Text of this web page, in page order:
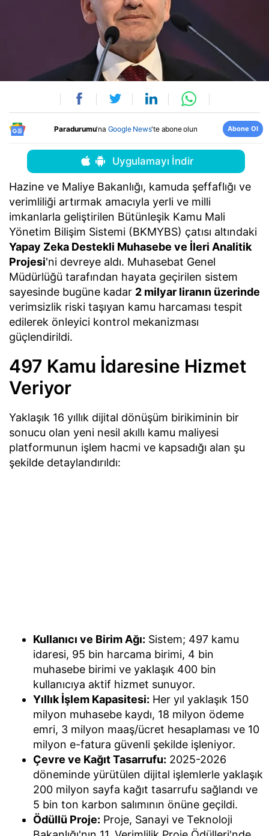
Paradurumu'na Google News'te abone olun Abone Ol
Uygulamayı İndir
Hazine ve Maliye Bakanlığı, kamuda şeffaflığı ve
verimliliği artırmak amacıyla yerli ve milli
imkanlarla geliştirilen Bütünleşik Kamu Mali
Yönetim Bilişim Sistemi (BKMYBS) çatısı altındaki
Yapay Zeka Destekli Muhasebe ve İleri Analitik
Projesi'ni devreye aldı. Muhasebat Genel
Müdürlüğü tarafından hayata geçirilen sistem
sayesinde bugüne kadar 2 milyar liranın üzerinde
verimsizlik riski taşıyan kamu harcaması tespit
edilerek önleyici kontrol mekanizması
güçlendirildi.
497 Kamu İdaresine Hizmet
Veriyor
Yaklaşık 16 yıllık dijital dönüşüm birikiminin bir
sonucu olan yeni nesil akıllı kamu maliyesi
platformunun işlem hacmi ve kapsadığı alan şu
şekilde detaylandırıldı:
Kullanıcı ve Birim Ağı: Sistem; 497 kamu
idaresi, 95 bin harcama birimi, 4 bin
muhasebe birimi ve yaklaşık 400 bin
kullanıcıya aktif hizmet sunuyor.
Yıllık İşlem Kapasitesi: Her yıl yaklaşık 150
milyon muhasebe kaydı, 18 milyon ödeme
emri, 3 milyon maaş/ücret hesaplaması ve 10
milyon e-fatura güvenli şekilde işleniyor.
Çevre ve Kağıt Tasarrufu: 2025-2026
döneminde yürütülen dijital işlemlerle yaklaşık
200 milyon sayfa kağıt tasarrufu sağlandı ve
5 bin ton karbon salımının önüne geçildi.
Ödüllü Proje: Proje, Sanayi ve Teknoloji